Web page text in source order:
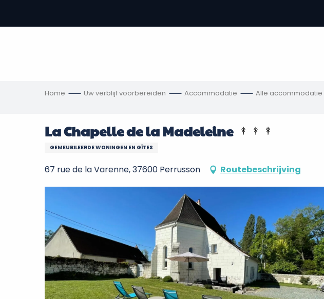
contenu
Home Uw verblijf voorbereiden Accommodatie Alle accommodatie
La Chapelle de la Madeleine
GEMEUBILEERDE WONINGEN EN GÎTES
67 rue de la Varenne, 37600 Perrusson Routebeschrijving